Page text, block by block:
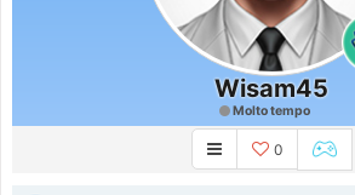
Wisam45
Molto tempo
0